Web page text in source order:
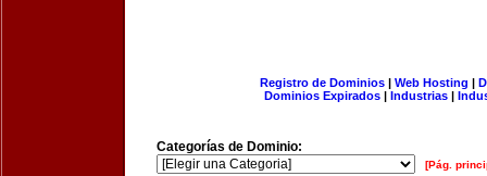
Registro de Dominios| Web Hosting |
Dominios Expirados | Industrias |
Categorías de Dominio:
[Pág.